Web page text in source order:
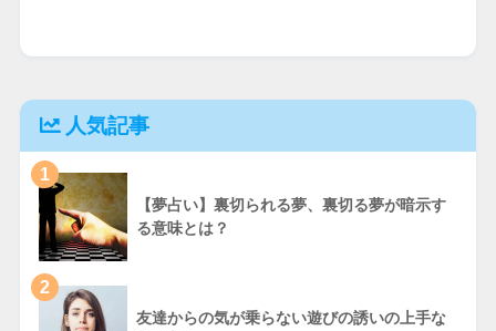
人気記事
1
【夢占い】裏切られる夢、裏切る夢が暗示す
る意味とは？
2
友達からの気が乗らない遊びの誘いの上手な